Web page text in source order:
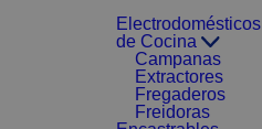
Electrodomésticos
de Cocina
Campanas
Extractores
Fregaderos
Freidoras